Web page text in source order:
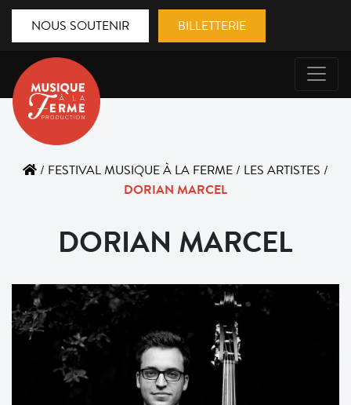
NOUS SOUTENIR BILLETTERIE
/ FESTIVAL MUSIQUE À LA FERME / LES ARTISTES /
DORIAN MARCEL
DORIAN MARCEL